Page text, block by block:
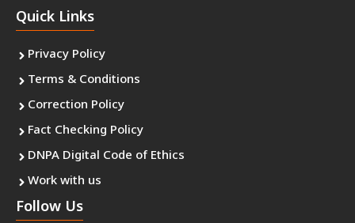
Quick Links
Privacy Policy
Terms & Conditions
Correction Policy
Fact Checking Policy
DNPA Digital Code of Ethics
Work with us
Follow Us